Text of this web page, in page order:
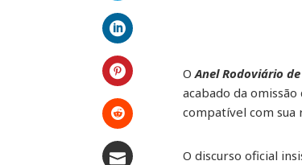
Twitter
LinkedIn
Pinterest
Stumbleupon
OAnel Rodoviário
acabado da
compatível com
O discurso oficial